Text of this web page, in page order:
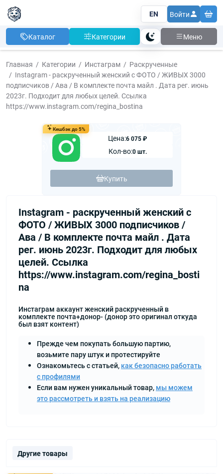
EN Войти
Каталог Категории Тема Меню
Главная Категории Инстаграм
Раскрученные
Instagram - раскрученный женский с ФОТО / ЖИВЫХ 3000
подписчиков / Ава / В комплекте почта майл . Дата рег. июнь
2023г. Подходит для любых целей. Ссылка
https://www.instagram.com/regina_bostina
Кешбэк до 5%
Цена:6 075 ₽
Кол-во:0 шт.
Купить
Instagram - раскрученный женский с
ФОТО / ЖИВЫХ 3000 подписчиков /
Ава / В комплекте почта майл . Дата
рег. июнь 2023г. Подходит для любых
целей. Ссылка
https://www.instagram.com/regina_bosti
na
Инстаграм аккаунт женский раскрученный в
комплекте почта+донор- (донор это оригинал откуда
был взят контент)
Прежде чем покупать большую партию,
возьмите пару штук и протестируйте
Ознакомьтесь с статьей, как безопасно работать
с профилями
Если вам нужен уникальный товар, мы можем
это рассмотреть и взять на реализацию
Другие товары